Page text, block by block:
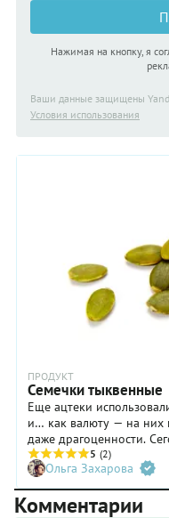
Нажимая на кнопку, я
Ваши данные защищены
Условия использования
ПРОДУКТ
Семечки тыквенные
Еще ацтеки
и… как валюту — на них
даже драгоценности.
сердце, иммунитет и
80% дневной нормы
рассказываем, как
пользы из самых
5 (2)
Ольга Захарова
Комментарии